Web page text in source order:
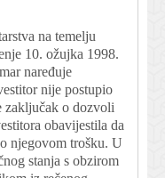
na temelju
10. ožujka 1998.
naređuje
nije postupio
zaključak o dozvoli
obavijestila da
njegovom trošku. U
stanja s obzirom